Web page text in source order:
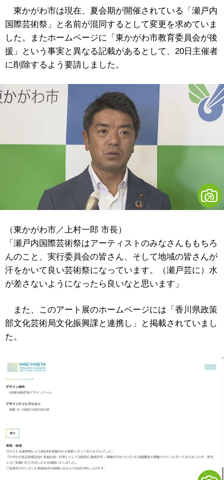
東かがわ市は現在、夏会期が開催されている「瀬戸内
国際芸術祭」と名前が混同するとして変更を求めていま
した。またホームページに「東かがわ市教育委員会が後
援」という事実と異なる記載があるとして、20日主催者
に削除するよう要請しました。
（東かがわ市／上村一郎 市長）
「瀬戸内国際芸術祭はアーティストのみなさんももちろ
んのこと、実行委員会の皆さん、そして地域の皆さんが
汗をかいて良い芸術祭になっています。（瀬戸芸に）水
が差さないようになったら良いなと思います」
また、このアート展のホームページには「香川県政策
部文化芸術局文化振興課と連携し」と掲載されていまし
た。